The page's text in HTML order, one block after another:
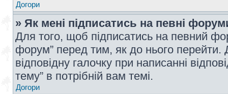
Догори
» Як мені підписатись на певні
Для того, щоб підписатись на певний
форум” перед тим, як до нього перейти.
відповідну галочку при написанні
тему” в потрібній вам темі.
Догори